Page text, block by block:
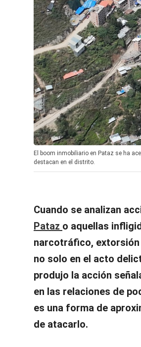
El boom inmobiliario en Pataz se ha
destacan en el distrito.
Cuando se analizan
Pataz o aquellas
narcotráfico,
no solo en el acto
produjo la acción
en las relaciones de
es una forma de
de atacarlo.